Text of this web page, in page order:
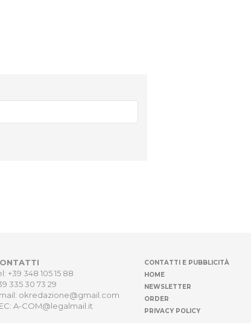
+39 348 105 15 88
335 30 73 29
okredazione@gmail.com
A-COM@legalmail.it
CONTATTI E PUBBLICITÀ
HOME
NEWSLETTER
ORDER
PRIVACY POLICY